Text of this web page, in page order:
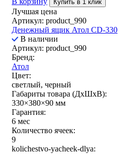
Купить в 1 клик
Лучшая цена
Артикул: product_990
Денежный ящик Атол CD-330
В наличии
Артикул: product_990
Бренд:
Атол
Цвет:
светлый, черный
Габариты товара (ДxШxВ):
330×380×90 мм
Гарантия:
6 мес
Количество ячеек:
9
kolichestvo-yacheek-dlya: